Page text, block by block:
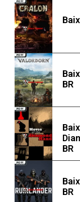
BR
BR
BR